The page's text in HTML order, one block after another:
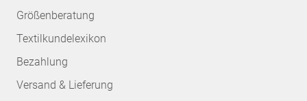
Größenberatung
Textilkundelexikon
Bezahlung
Versand & Lieferung